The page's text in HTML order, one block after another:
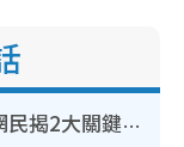
裝修拆鐵閘隨時變賊人目標？網民揭2大關鍵用途：裝新式等於白裝？附新舊鐵閘分別